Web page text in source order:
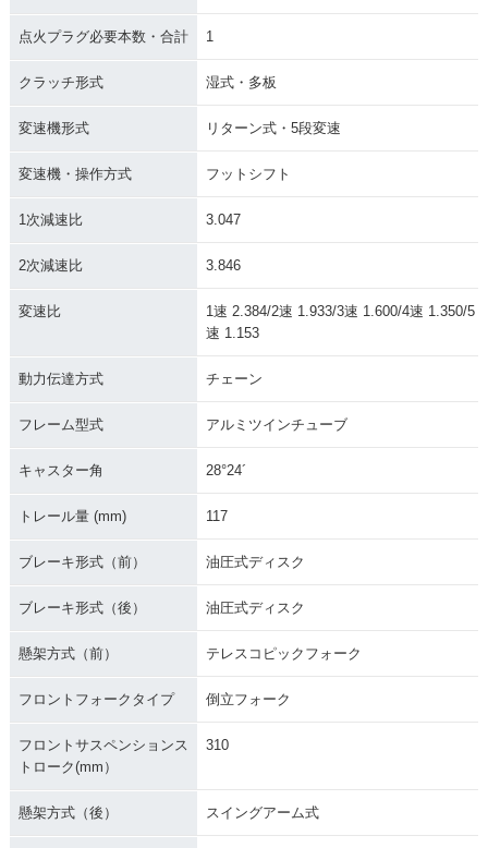
点火プラグ必要本数・合計 1
クラッチ形式 湿式・多板
変速機形式 リターン式・5段変速
変速機・操作方式 フットシフト
1次減速比 3.047
2次減速比 3.846
変速比
1速 2.384/2速 1.933/3速 1.600/4速 1.350/5
速 1.153
動力伝達方式 チェーン
フレーム型式 アルミツインチューブ
キャスター角 28°24´
トレール量 (mm) 117
ブレーキ形式（前） 油圧式ディスク
ブレーキ形式（後） 油圧式ディスク
懸架方式（前） テレスコピックフォーク
フロントフォークタイプ 倒立フォーク
フロントサスペンションス
トローク(mm）
310
懸架方式（後） スイングアーム式